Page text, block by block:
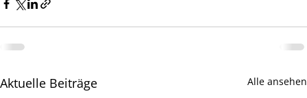
Aktuelle Beiträge Alle ansehen